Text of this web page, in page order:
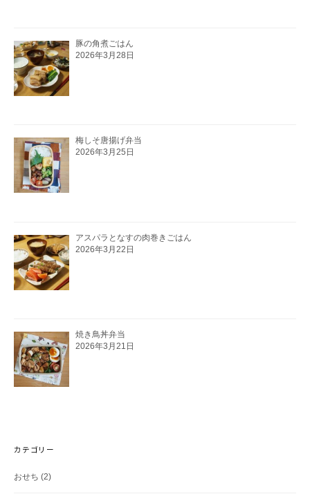
豚の角煮ごはん
2026年3月28日
梅しそ唐揚げ弁当
2026年3月25日
アスパラとなすの肉巻きごはん
2026年3月22日
焼き鳥丼弁当
2026年3月21日
カテゴリー
おせち (2)